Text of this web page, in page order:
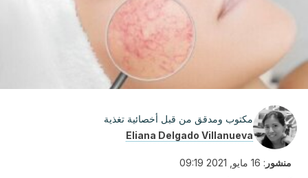
مكتوب ومدقق من قبل أخصائية تغذية
Eliana Delgado Villanueva
منشور : 16 مايو, 2021 09:19